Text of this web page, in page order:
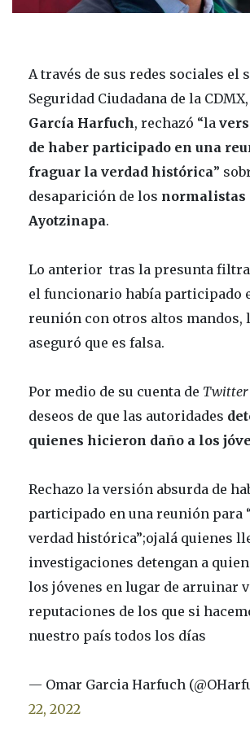
A través de sus redes sociales el
Seguridad Ciudadana de la CDMX,
García Harfuch, rechazó “la
de haber participado en una
fraguar la verdad histórica”
desaparición de los normalistas
Ayotzinapa.
Lo anterior tras la presunta
el funcionario había participado
reunión con otros altos mandos,
aseguró que es falsa.
Por medio de su cuenta de Twitter
deseos de que las autoridades
quienes hicieron daño a los
Rechazo la versión absurda de
participado en una reunión para
verdad histórica”;ojalá quienes
investigaciones detengan a
los jóvenes en lugar de arruinar
reputaciones de los que si
nuestro país todos los días
— Omar Garcia Harfuch
22, 2022